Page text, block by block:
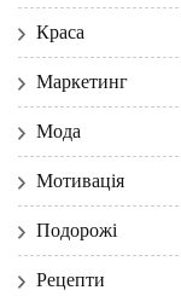
Краса
Маркетинг
Мода
Мотивація
Подорожі
Рецепти